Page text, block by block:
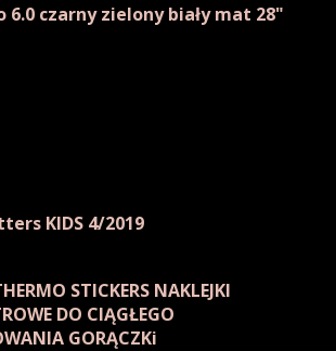
6.0 czarny zielony biały mat 28"
KIDS 4/2019
STICKERS NAKLEJKI
DO CIĄGŁEGO
GORĄCZKi